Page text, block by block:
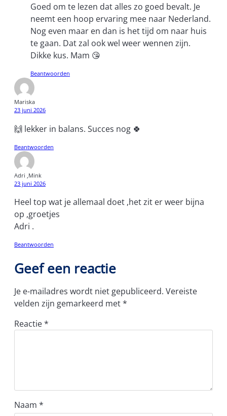
Goed om te lezen dat alles zo goed bevalt. Je
neemt een hoop ervaring mee naar Nederland.
Nog even maar en dan is het tijd om naar huis
te gaan. Dat zal ook wel weer wennen zijn.
Dikke kus. Mam 😘
Beantwoorden
Mariska
23 juni 2026
🙌 lekker in balans. Succes nog 🍀
Beantwoorden
Adri ,Mink
23 juni 2026
Heel top wat je allemaal doet ,het zit er weer bijna
op ,groetjes
Adri .
Beantwoorden
Geef een reactie
Je e-mailadres wordt niet gepubliceerd. Vereiste
velden zijn gemarkeerd met*
Reactie*
Naam *